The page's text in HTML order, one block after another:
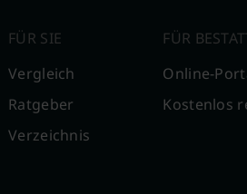
FÜR SIE
Vergleich
Ratgeber
Verzeichnis
FÜR
Online-
Kostenlos